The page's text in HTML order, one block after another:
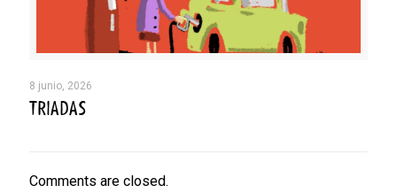
8 junio, 2026
TRIADAS
Comments are closed.